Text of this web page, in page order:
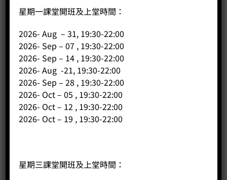
星期一課堂開班及上堂時間：
2026- Aug – 31, 19:30-22:00
2026- Sep – 07 , 19:30-22:00
2026- Sep – 14 , 19:30-22:00
2026- Aug -21, 19:30-22:00
2026- Sep – 28 , 19:30-22:00
2026- Oct – 05 , 19:30-22:00
2026- Oct – 12 , 19:30-22:00
2026- Oct – 19 , 19:30-22:00
星期三課堂開班及上堂時間：